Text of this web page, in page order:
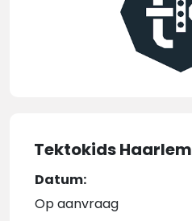
Tektokids Haarlem
Datum:
Op aanvraag